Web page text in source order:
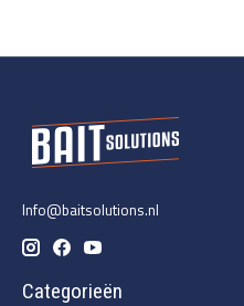
Info@baitsolutions.nl
Categorieën